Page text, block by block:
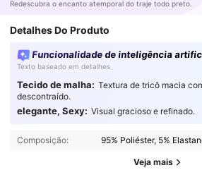
Redescubra o encanto atemporal do traje todo preto.
Detalhes Do Produto
Funcionalidade de inteligência
Texto baseado em detalhes
Tecido de malha: Textura de tricô macia
descontraído.
elegante, Sexy: Visual gracioso e refinado.
Composição: 95% Poliéster, 5%
Veja mais
303K Seguidores